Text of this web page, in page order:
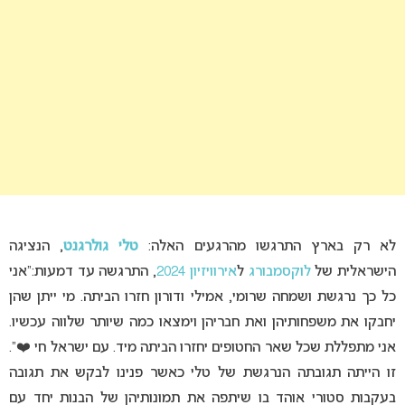
לא רק בארץ התרגשו מהרגעים האלה: טלי גולרגנט, הנציגה
הישראלית שללוקסמבורג לאירוויזיון 2024
, התרגשה עד דמעות:”אני
כל כך נרגשת ושמחה שרומי, אמילי ודורון חזרו הביתה. מי ייתן שהן
יחבקו את משפחותיהן ואת חבריהן וימצאו כמה שיותר שלווה עכשיו.
אני מתפללת שכל שאר החטופים יחזרו הביתה מיד. עם ישראל חי ❤️”.
זו הייתה תגובתה הנרגשת של טלי כאשר פנינו לבקש את תגובה
בעקבות סטורי אוהד בו שיתפה את תמונותיהן של הבנות יחד עם